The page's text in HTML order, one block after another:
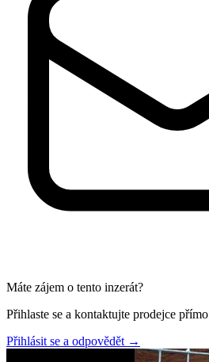
Máte zájem o tento inzerát?
Přihlaste se a kontaktujte prodejce přímo
Přihlásit se a odpovědět →